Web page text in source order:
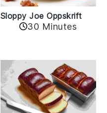
Sloppy Joe Oppskrift
30 Minutes